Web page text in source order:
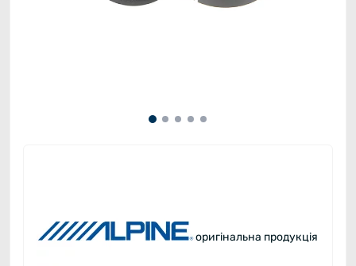
оригінальна продукція